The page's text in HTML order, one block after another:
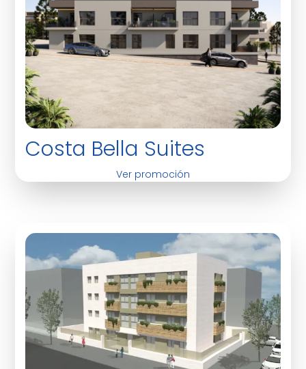
Costa Bella Suites
Ver promoción